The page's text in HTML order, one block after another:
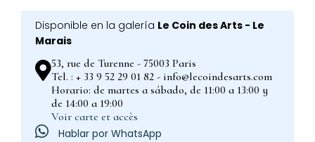
Disponible en la galería Le Coin des Arts - Le
Marais
53, rue de Turenne - 75003 Paris
Tel. : + 33 9 52 29 01 82 - info@lecoindesarts.com
Horario: de martes a sábado, de 11:00 a 13:00 y
de 14:00 a 19:00
Voir carte et accès
Hablar por WhatsApp